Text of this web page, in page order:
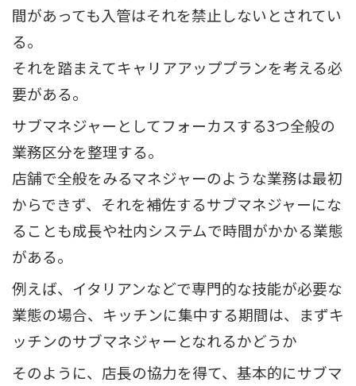
間があっても入管はそれを禁止しないとされてい
る。
それを踏まえてキャリアアッププランを考える必
要がある。
サブマネジャーとしてフォーカスする3つ全般の
業務区分を整理する。
店舗で全般をみるマネジャーのような業務は最初
からできず、それを補佐するサブマネジャーにな
ることも成長や社内システムで時間がかかる業態
がある。
例えば、イタリアンなどで専門的な技能が必要な
業態の場合、キッチンに集中する期間は、まずキ
ッチンのサブマネジャーとなれるかどうか
そのように、店長の協力を得て、基本的にサブマ